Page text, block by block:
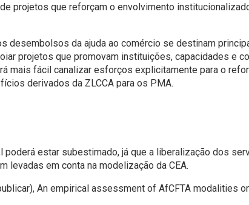
projetos que reforçam o envolvimento
desembolsos da ajuda ao comércio se destinam
projetos que promovam instituições, capacidades e
mais fácil canalizar esforços explicitamente para o
derivados da ZLCCA para os PMA.
poderá estar subestimado, já que a liberalização dos
levadas em conta na modelização da CEA.
An empirical assessment of AfCFTA modalities